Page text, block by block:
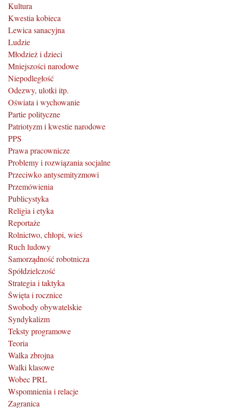
Kultura
Kwestia kobieca
Lewica sanacyjna
Ludzie
Młodzież i dzieci
Mniejszości narodowe
Niepodległość
Odezwy, ulotki itp.
Oświata i wychowanie
Partie polityczne
Patriotyzm i kwestie narodowe
PPS
Prawa pracownicze
Problemy i rozwiązania socjalne
Przeciwko antysemityzmowi
Przemówienia
Publicystyka
Religia i etyka
Reportaże
Rolnictwo, chłopi, wieś
Ruch ludowy
Samorządność robotnicza
Spółdzielczość
Strategia i taktyka
Święta i rocznice
Swobody obywatelskie
Syndykalizm
Teksty programowe
Teoria
Walka zbrojna
Walki klasowe
Wobec PRL
Wspomnienia i relacje
Zagranica